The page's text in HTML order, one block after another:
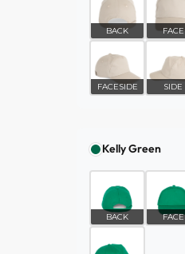
BACK FACE
FACESIDE SIDE
Kelly Green
BACK FACE